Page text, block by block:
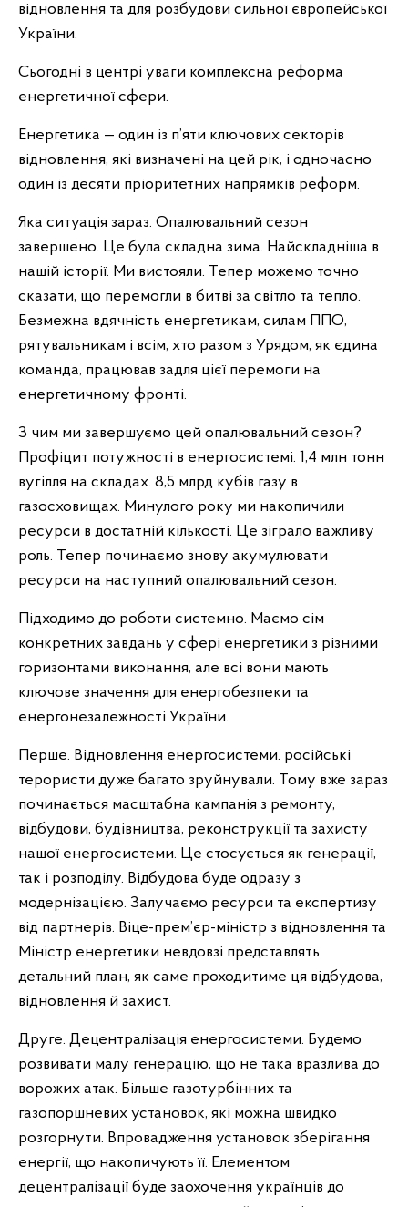
відновлення та для розбудови сильної європейської
України.
Сьогодні в центрі уваги комплексна реформа
енергетичної сфери.
Енергетика — один із п’яти ключових секторів
відновлення, які визначені на цей рік, і одночасно
один із десяти пріоритетних напрямків реформ.
Яка ситуація зараз. Опалювальний сезон
завершено. Це була складна зима. Найскладніша в
нашій історії. Ми вистояли. Тепер можемо точно
сказати, що перемогли в битві за світло та тепло.
Безмежна вдячність енергетикам, силам ППО,
рятувальникам і всім, хто разом з Урядом, як єдина
команда, працював задля цієї перемоги на
енергетичному фронті.
З чим ми завершуємо цей опалювальний сезон?
Профіцит потужності в енергосистемі. 1,4 млн тонн
вугілля на складах. 8,5 млрд кубів газу в
газосховищах. Минулого року ми накопичили
ресурси в достатній кількості. Це зіграло важливу
роль. Тепер починаємо знову акумулювати
ресурси на наступний опалювальний сезон.
Підходимо до роботи системно. Маємо сім
конкретних завдань у сфері енергетики з різними
горизонтами виконання, але всі вони мають
ключове значення для енергобезпеки та
енергонезалежності України.
Перше. Відновлення енергосистеми. російські
терористи дуже багато зруйнували. Тому вже зараз
починається масштабна кампанія з ремонту,
відбудови, будівництва, реконструкції та захисту
нашої енергосистеми. Це стосується як генерації,
так і розподілу. Відбудова буде одразу з
модернізацією. Залучаємо ресурси та експертизу
від партнерів. Віце-прем’єр-міністр з відновлення та
Міністр енергетики невдовзі представлять
детальний план, як саме проходитиме ця відбудова,
відновлення й захист.
Друге. Децентралізація енергосистеми. Будемо
розвивати малу генерацію, що не така вразлива до
ворожих атак. Більше газотурбінних та
газопоршневих установок, які можна швидко
розгорнути. Впровадження установок зберігання
енергії, що накопичують її. Елементом
децентралізації буде заохочення українців до